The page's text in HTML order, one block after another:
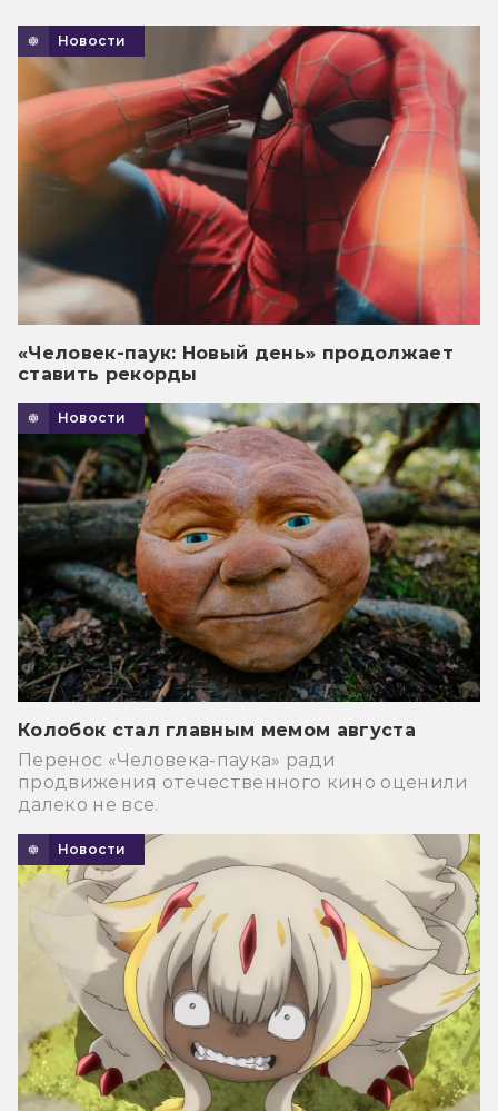
Новости
«Человек-паук: Новый день» продолжает
ставить рекорды
Новости
Колобок стал главным мемом августа
Перенос «Человека-паука» ради
продвижения отечественного кино оценили
далеко не все.
Новости